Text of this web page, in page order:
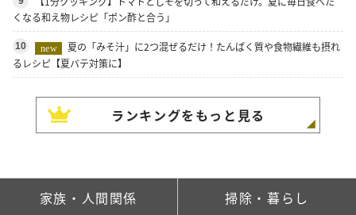
くなる和え物レシピ「ポン酢と合う」
10 new
夏の「みそ汁」に2つ混ぜるだけ！たんぱく質や食物繊維も摂れ
るレシピ【夏バテ対策に】
ランキングをもっと見る
家族・人間関係 掃除・暮らし